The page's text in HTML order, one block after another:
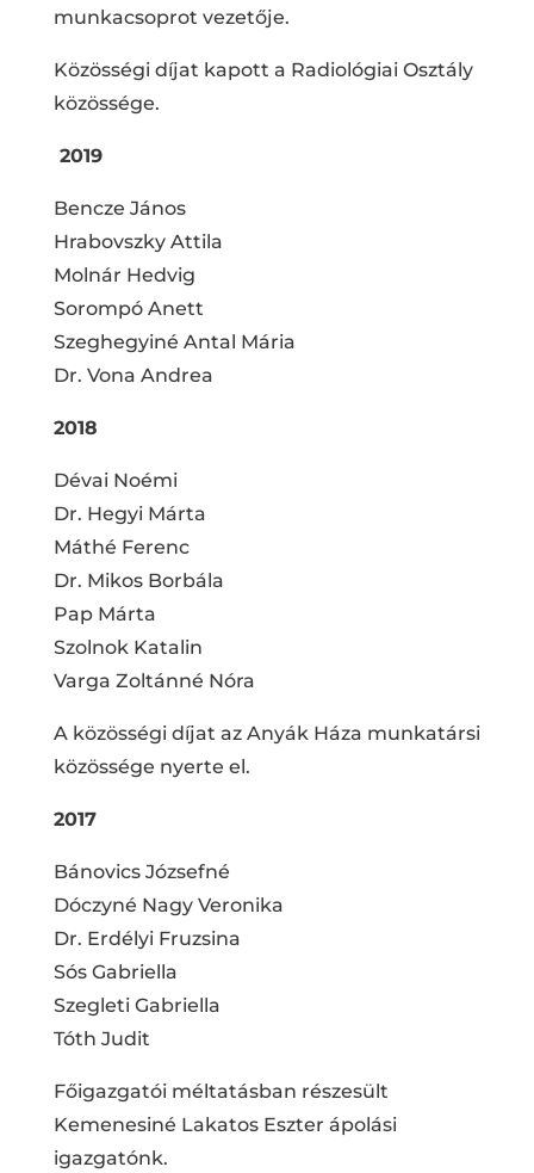
munkacsoprot vezetője.
Közösségi díjat kapott a Radiológiai Osztály
közössége.
2019
Bencze János
Hrabovszky Attila
Molnár Hedvig
Sorompó Anett
Szeghegyiné Antal Mária
Dr. Vona Andrea
2018
Dévai Noémi
Dr. Hegyi Márta
Máthé Ferenc
Dr. Mikos Borbála
Pap Márta
Szolnok Katalin
Varga Zoltánné Nóra
A közösségi díjat az Anyák Háza munkatársi
közössége nyerte el.
2017
Bánovics Józsefné
Dóczyné Nagy Veronika
Dr. Erdélyi Fruzsina
Sós Gabriella
Szegleti Gabriella
Tóth Judit
Főigazgatói méltatásban részesült
Kemenesiné Lakatos Eszter ápolási
igazgatónk.